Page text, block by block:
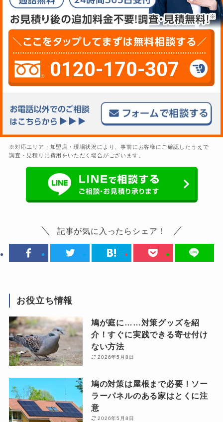
0120-170-307
※対応エリア・加盟店・現場状況により、事前にお客様にご確認したうえで
調査・見積りに費用をいただく場合がございます。
記事が気に入ったらシェア！
お役立ち情報
鳩が庭に……対策グッズを紹
介！すぐに実践できる寄せ付け
ない方法
2026年5月8日
鳩の対策は屋根まで必要！ソー
ラーパネルのある家はとくに注
意
2026年5月8日